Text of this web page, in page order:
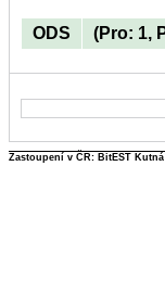
ODS (Pro: 1,
Zastoupení v ČR: BitEST